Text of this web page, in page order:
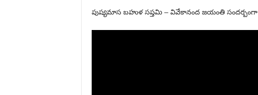
పుష్యమాస బహుళ సప్తమి – వివేకానంద జయంతి సందర్బంగా